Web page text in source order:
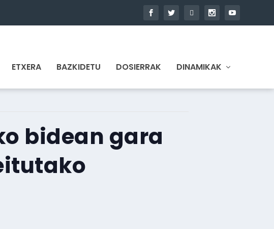
ETXERA BAZKIDETU DOSIERRAK
DINAMIKAK
bidean gara